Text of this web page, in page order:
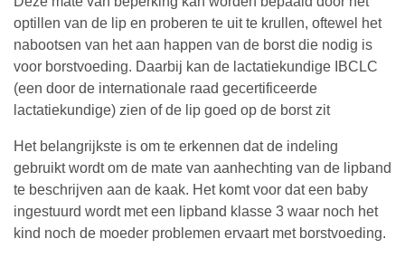
optillen van de lip en proberen te uit te krullen, oftewel het
nabootsen van het aan happen van de borst die nodig is
voor borstvoeding. Daarbij kan de lactatiekundige IBCLC
(een door de internationale raad gecertificeerde
lactatiekundige) zien of de lip goed op de borst zit
Het belangrijkste is om te erkennen dat de indeling
gebruikt wordt om de mate van aanhechting van de lipband
te beschrijven aan de kaak. Het komt voor dat een baby
ingestuurd wordt met een lipband klasse 3 waar noch het
kind noch de moeder problemen ervaart met borstvoeding.